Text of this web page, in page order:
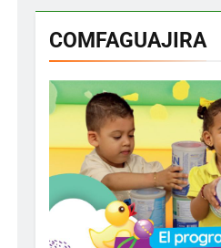
COMFAGUAJIRA